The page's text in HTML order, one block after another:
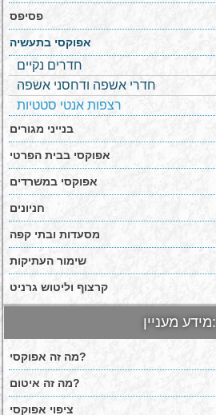
פסיפס
אפוקסי בתעשיה
חדרים נקיים
חדרי אשפה ודחסני אשפה
רצפות אנטי סטטיות
בנייני מגורים
אפוקסי בבית הפרטי
אפוקסי במשרדים
חניונים
מסעדות ובתי קפה
שימור העתיקות
קרצוף וליטוש גרניט
מידע מעניין:
מה זה אפוקסי?
מה זה איטום?
ציפוי אפוקסי